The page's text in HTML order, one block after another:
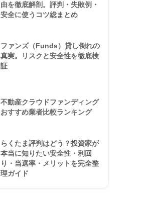
由を徹底解剖。評判・失敗例・
安全に使うコツ総まとめ
ファンズ（Funds）貸し倒れの
真実。リスクと安全性を徹底検
証
不動産クラウドファンディング
おすすめ業者比較ランキング
らくたま評判はどう？投資家が
本当に知りたい安全性・利回
り・当選率・メリットを完全整
理ガイド